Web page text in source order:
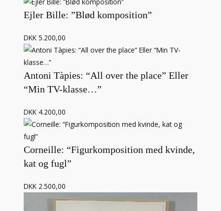
Ejler Bille: ”Blød komposition”
DKK 5.200,00
Antoni Tàpies: “All over the place” Eller
“Min TV-klasse…”
DKK 4.200,00
Corneille: “Figurkomposition med kvinde,
kat og fugl”
DKK 2.500,00